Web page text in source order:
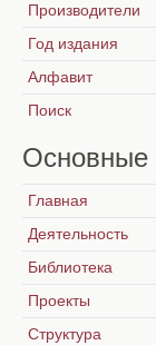
Производители
Год издания
Алфавит
Поиск
Основные
Главная
Деятельность
Библиотека
Проекты
Структура